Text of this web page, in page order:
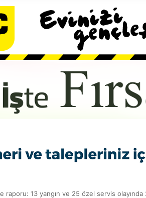
raporu: 13 yangın ve 25 özel servis